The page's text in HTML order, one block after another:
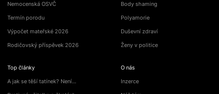
Nemocenská OSVČ
Termín porodu
Výpočet mateřské 2026
Rodičovský příspěvek 2026
Top články
A jak se těší tatínek? Není…
Body shaming
Polyamorie
Duševní zdraví
Ženy v politice
O nás
Inzerce